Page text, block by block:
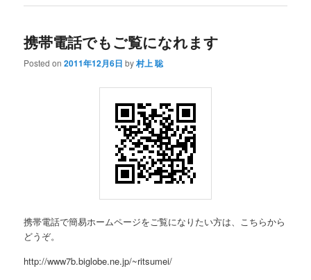
携帯電話でもご覧になれます
Posted on2011年12月6日 by村上 聡
携帯電話で簡易ホームページをご覧になりたい方は、こちらから
どうぞ。
http://www7b.biglobe.ne.jp/~ritsumei/